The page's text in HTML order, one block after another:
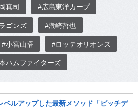
真司 #広島東洋カープ
ゴンズ #潮崎哲也
#小宮山悟 #ロッテオリオンズ
ハムファイターズ
ベルアップした最新メソッド「ピッチデ